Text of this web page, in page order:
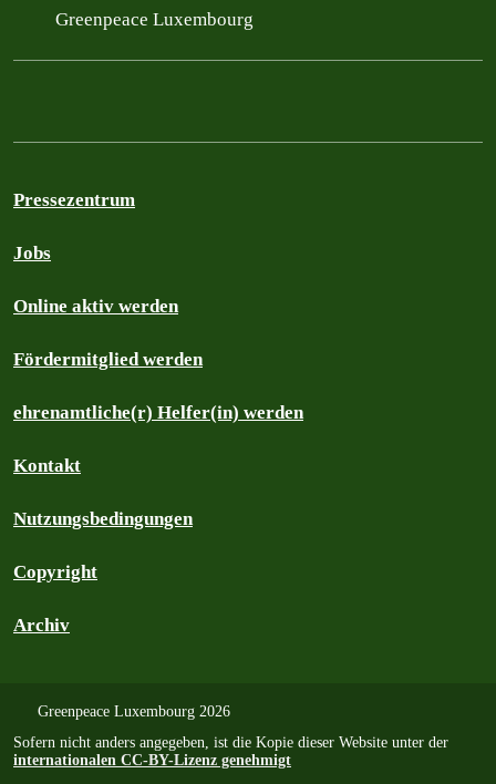
Greenpeace Luxembourg
Pressezentrum
Jobs
Online aktiv werden
Fördermitglied werden
ehrenamtliche(r) Helfer(in) werden
Kontakt
Nutzungsbedingungen
Copyright
Archiv
Greenpeace Luxembourg 2026
Sofern nicht anders angegeben, ist die Kopie dieser Website unter der
internationalen CC-BY-Lizenz genehmigt